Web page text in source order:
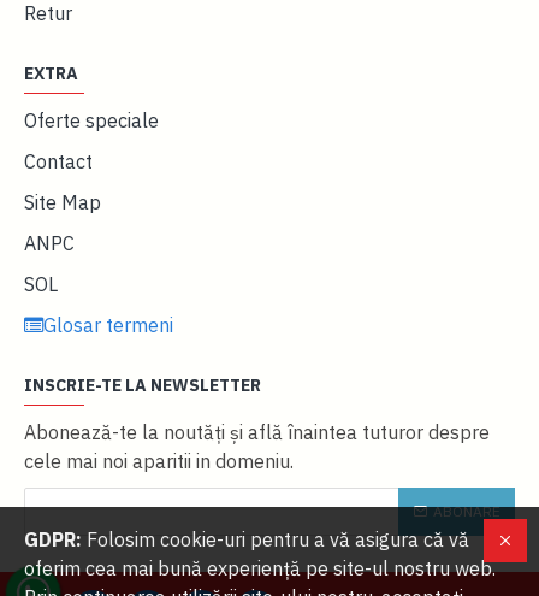
Retur
EXTRA
Oferte speciale
Contact
Site Map
ANPC
SOL
Glosar termeni
INSCRIE-TE LA NEWSLETTER
Abonează-te la noutăţi și află înaintea tuturor despre
cele mai noi aparitii in domeniu.
ABONARE
GDPR: Folosim cookie-uri pentru a vă asigura că vă
oferim cea mai bună experiență pe site-ul nostru web.